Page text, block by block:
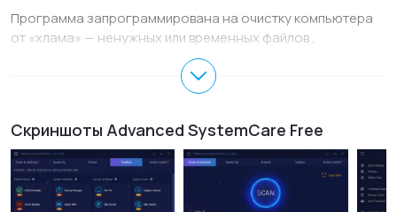
Программа запрограммирована на очистку компьютера
от «хлама» — ненужных или временных файлов ,
исправление ошибок в системном реестре, улучшить
работу системы или интернет соединения, работу со
списками автозагрузок. Помимо этого Адвансед Систем
возможностями. Например, работая с жестким диском,
можно его дефрагментировать и тем самым улучшить его
производительность. Утилита может работать в фоновом
режиме. Интерфейс Advanced SystemCare для ПК
Скриншоты Advanced SystemCare Free